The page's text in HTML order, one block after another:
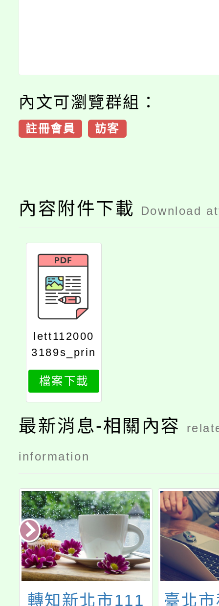
內文可瀏覽群組：
註冊會員 訪客
內容附件下載 Download
lett112000
3189s_prin
t
檔案下載
最新消息-相關內容
information
轉知新北市111
臺北